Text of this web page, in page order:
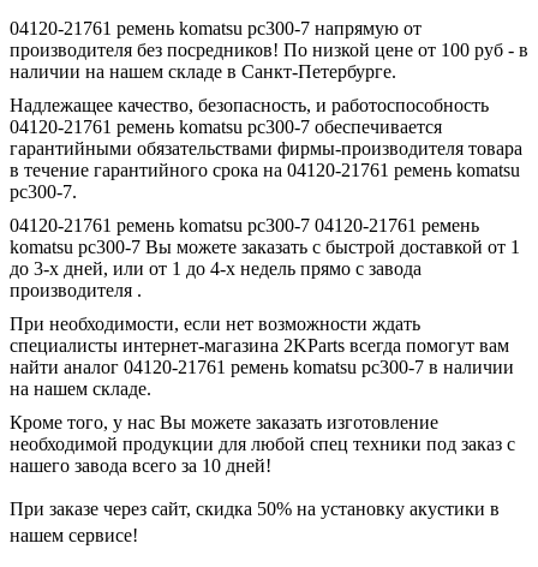
04120-21761 ремень komatsu pc300-7 напрямую от
производителя без посредников! По низкой цене от 100 руб - в
наличии на нашем складе в Санкт-Петербурге.
Надлежащее качество, безопасность, и работоспособность
04120-21761 ремень komatsu pc300-7 обеспечивается
гарантийными обязательствами фирмы-производителя товара
в течение гарантийного срока на 04120-21761 ремень komatsu
pc300-7.
04120-21761 ремень komatsu pc300-7 04120-21761 ремень
komatsu pc300-7 Вы можете заказать с быстрой доставкой от 1
до 3-х дней, или от 1 до 4-х недель прямо с завода
производителя .
При необходимости, если нет возможности ждать
специалисты интернет-магазина 2KParts всегда помогут вам
найти аналог 04120-21761 ремень komatsu pc300-7 в наличии
на нашем складе.
Кроме того, у нас Вы можете заказать изготовление
необходимой продукции для любой спец техники под заказ с
нашего завода всего за 10 дней!
При заказе через сайт, скидка 50% на установку акустики в
нашем сервисе!